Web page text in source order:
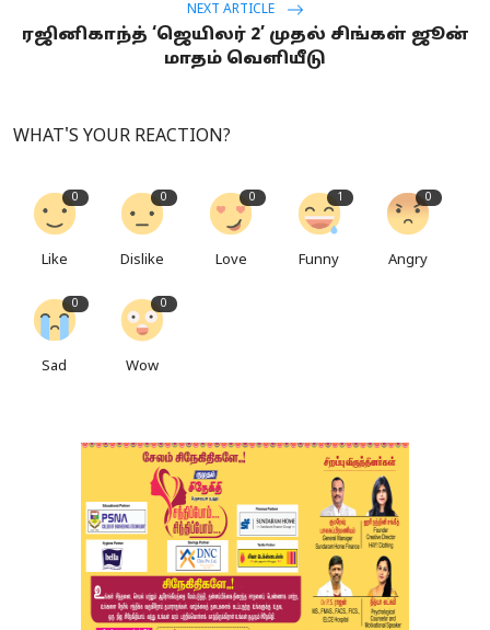
NEXT ARTICLE
ரஜினிகாந்த் ‘ஜெயிலர் 2’ முதல் சிங்கள் ஜூன்
மாதம் வெளியீடு
WHAT'S YOUR REACTION?
0
Like
0
Dislike
0
Love
1
Funny
0
Angry
0
Sad
0
Wow